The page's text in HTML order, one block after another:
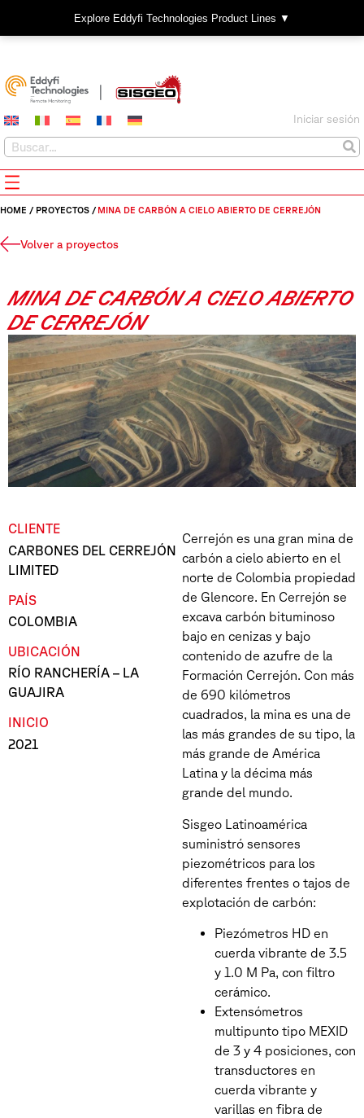
Explore Eddyfi Technologies Product Lines ▼
Iniciar sesión
HOME / PROYECTOS / MINA DE CARBÓN A CIELO ABIERTO DE CERREJÓN
Volver a proyectos
MINA DE CARBÓN A CIELO ABIERTO
DE CERREJÓN
CLIENTE
CARBONES DEL CERREJÓN
LIMITED
PAÍS
COLOMBIA
UBICACIÓN
RÍO RANCHERÍA – LA
GUAJIRA
INICIO
2021
Cerrejón es una gran mina de
carbón a cielo abierto en el
norte de Colombia propiedad
de Glencore. En Cerrejón se
excava carbón bituminoso
bajo en cenizas y bajo
contenido de azufre de la
Formación Cerrejón. Con más
de 690 kilómetros
cuadrados, la mina es una de
las más grandes de su tipo, la
más grande de América
Latina y la décima más
grande del mundo.
Sisgeo Latinoamérica
suministró sensores
piezométricos para los
diferentes frentes o tajos de
explotación de carbón:
Piezómetros HD en
cuerda vibrante de 3.5
y 1.0 M Pa, con filtro
cerámico.
Extensómetros
multipunto tipo MEXID
de 3 y 4 posiciones, con
transductores en
cuerda vibrante y
varillas en fibra de